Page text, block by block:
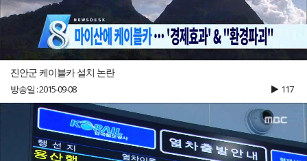
진안군 케이블카 설치 논란
방송일 : 2015-09-08 117